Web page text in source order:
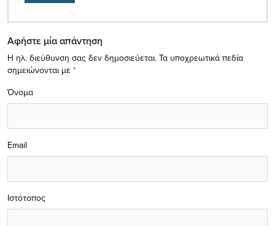
Αφήστε μία απάντηση
Η ηλ. διεύθυνση σας δεν δημοσιεύεται. Τα υποχρεωτικά πεδία
σημειώνονται με *
Όνομα
Email
Ιστότοπος